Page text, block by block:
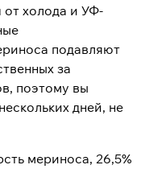
холода и УФ-
подавляют
за
поэтому вы
дней, не
мериноса, 26,5%